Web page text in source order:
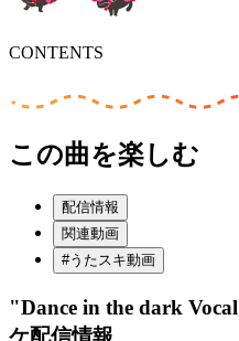
CONTENTS
この曲を楽しむ
配信情報
関連動画
#うたスキ動画
"Dance in the dark